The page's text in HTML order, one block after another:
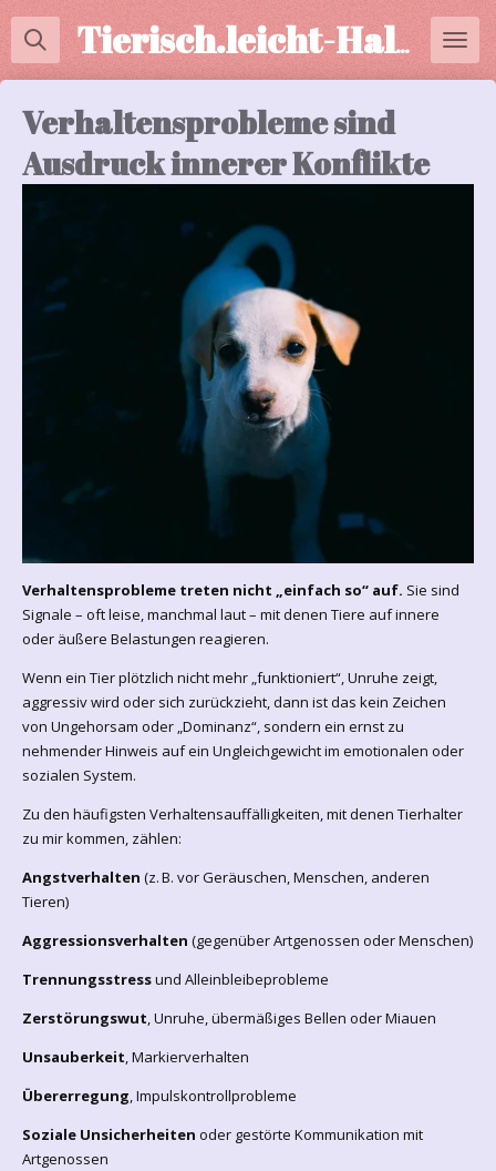
Zum
Hauptinhalt
Tierisch.leicht-Halterberatung
Verhaltensprobleme sind
Ausdruck innerer Konflikte
Verhaltensprobleme treten nicht „einfach so“ auf. Sie sind
Signale – oft leise, manchmal laut – mit denen Tiere auf innere
oder äußere Belastungen reagieren.
Wenn ein Tier plötzlich nicht mehr „funktioniert“, Unruhe zeigt,
aggressiv wird oder sich zurückzieht, dann ist das kein Zeichen
von Ungehorsam oder „Dominanz“, sondern ein ernst zu
nehmender Hinweis auf ein Ungleichgewicht im emotionalen oder
sozialen System.
Zu den häufigsten Verhaltensauffälligkeiten, mit denen Tierhalter
zu mir kommen, zählen:
Angstverhalten (z. B. vor Geräuschen, Menschen, anderen
Tieren)
Aggressionsverhalten (gegenüber Artgenossen oder Menschen)
Trennungsstressund Alleinbleibeprobleme
Zerstörungswut, Unruhe, übermäßiges Bellen oder Miauen
Unsauberkeit, Markierverhalten
Übererregung, Impulskontrollprobleme
Soziale Unsicherheiten oder gestörte Kommunikation mit
Artgenossen